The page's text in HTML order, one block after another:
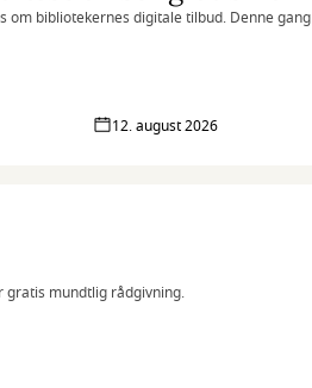
om bibliotekernes digitale tilbud. Denne gang
12. august 2026
gratis mundtlig rådgivning.